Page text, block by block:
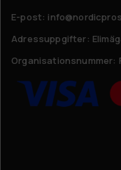
E-post:
Adressuppgifter:
Organisationsnummer: